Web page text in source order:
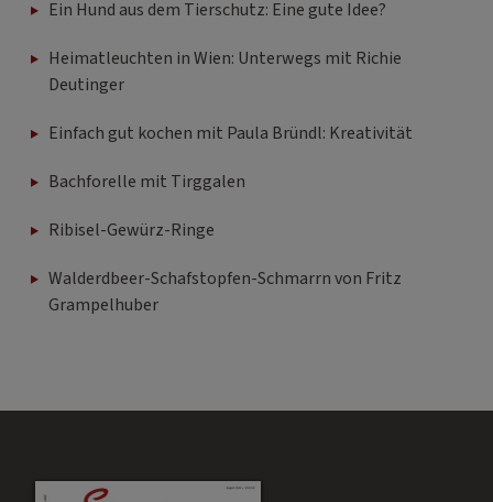
Ein Hund aus dem Tierschutz: Eine gute Idee?
Heimatleuchten in Wien: Unterwegs mit Richie
Deutinger
Einfach gut kochen mit Paula Bründl: Kreativität
Bachforelle mit Tirggalen
Ribisel-Gewürz-Ringe
Walderdbeer-Schafstopfen-Schmarrn von Fritz
Grampelhuber